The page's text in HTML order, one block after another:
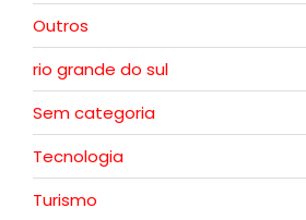
Outros
rio grande do sul
Sem categoria
Tecnologia
Turismo